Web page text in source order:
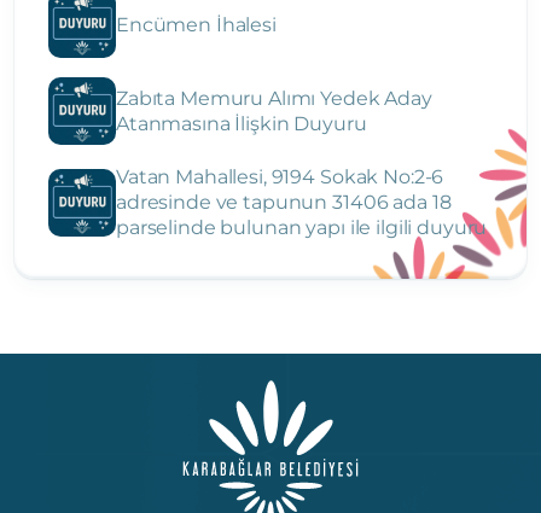
Encümen İhalesi
Zabıta Memuru Alımı Yedek Aday
Atanmasına İlişkin Duyuru
Vatan Mahallesi, 9194 Sokak No:2-6
adresinde ve tapunun 31406 ada 18
parselinde bulunan yapı ile ilgili duyuru